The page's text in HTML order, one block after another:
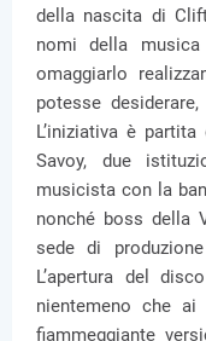
della nascita di
nomi della
omaggiarlo
potesse
L’iniziativa è
Savoy, due
musicista con la
nonché boss della
sede di
L’apertura del
nientemeno che
fiammeggiante